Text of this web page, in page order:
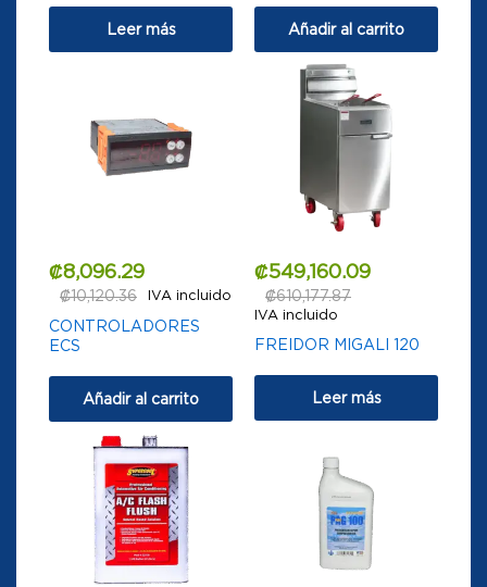
Leer más Añadir al carrito
₡8,096.29
₡10,120.36 IVA incluido
CONTROLADORES
ECS
Añadir al carrito
₡549,160.09
₡610,177.87
IVA incluido
FREIDOR MIGALI 120
Leer más